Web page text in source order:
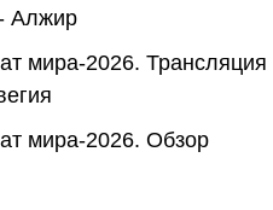
Алжир
мира-2026. Трансляция
мира-2026. Обзор